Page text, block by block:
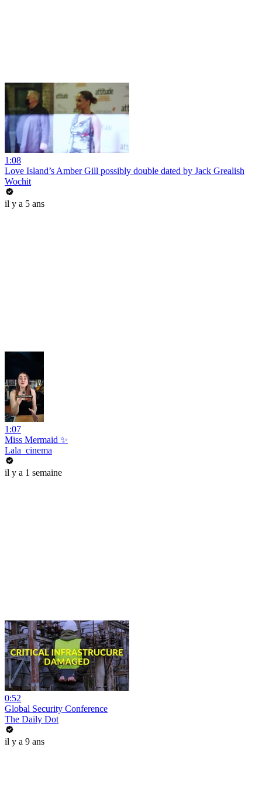
1:08
Love Island’s Amber Gill possibly double dated by Jack Grealish
Wochit
il y a 5 ans
1:07
Miss Mermaid ✨
Lala_cinema
il y a 1 semaine
0:52
Global Security Conference
The Daily Dot
il y a 9 ans